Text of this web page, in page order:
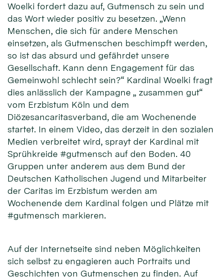
Woelki fordert dazu auf, Gutmensch zu sein und
das Wort wieder positiv zu besetzen. „Wenn
Menschen, die sich für andere Menschen
einsetzen, als Gutmenschen beschimpft werden,
so ist das absurd und gefährdet unsere
Gesellschaft. Kann denn Engagement für das
Gemeinwohl schlecht sein?“ Kardinal Woelki fragt
dies anlässlich der Kampagne „ zusammen gut“
vom Erzbistum Köln und dem
Diözesancaritasverband, die am Wochenende
startet. In einem Video, das derzeit in den sozialen
Medien verbreitet wird, sprayt der Kardinal mit
Sprühkreide #gutmensch auf den Boden. 40
Gruppen unter anderem aus dem Bund der
Deutschen Katholischen Jugend und Mitarbeiter
der Caritas im Erzbistum werden am
Wochenende dem Kardinal folgen und Plätze mit
#gutmensch markieren.
Auf der Internetseite sind neben Möglichkeiten
sich selbst zu engagieren auch Portraits und
Geschichten von Gutmenschen zu finden. Auf